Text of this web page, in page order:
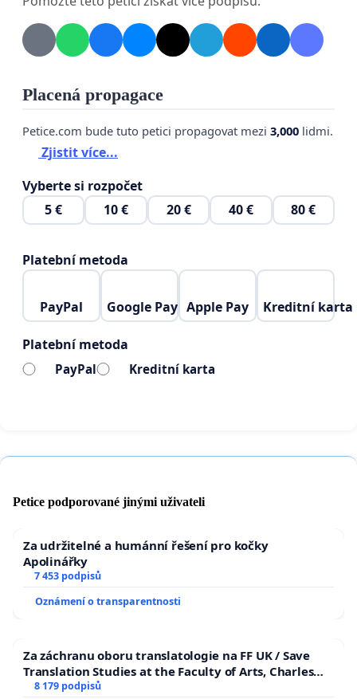
Jde prakticky jen o odstranění několika
dopravních značek. Zvýší se tím výrazně
bezpečnost naší ulice a zachrání se zdraví
Placená propagace
Petice.com bude tuto petici propagovat mezi 3,000 lidmi.
Zjistit více...
Vyberte si rozpočet
5 €
10 € 20 € 40 € 80 €
Platební metoda
PayPal Google Pay Apple Pay Kreditní karta
Platební metoda
PayPal Kreditní karta
Petice podporované jinými uživateli
Za udržitelné a humánní řešení pro kočky
Apolinářky
7 453 podpisů
Oznámení o transparentnosti
Za záchranu oboru translatologie na FF UK / Save
Translation Studies at the Faculty of Arts, Charles
University
8 179 podpisů